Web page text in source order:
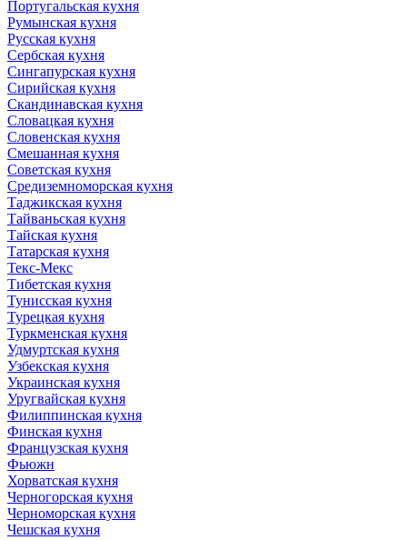
Португальская кухня
Румынская кухня
Русская кухня
Сербская кухня
Сингапурская кухня
Сирийская кухня
Скандинавская кухня
Словацкая кухня
Словенская кухня
Смешанная кухня
Советская кухня
Средиземноморская кухня
Таджикская кухня
Тайваньская кухня
Тайская кухня
Татарская кухня
Текс-Мекс
Тибетская кухня
Тунисская кухня
Турецкая кухня
Туркменская кухня
Удмуртская кухня
Узбекская кухня
Украинская кухня
Уругвайская кухня
Филиппинская кухня
Финская кухня
Французская кухня
Фьюжн
Хорватская кухня
Черногорская кухня
Черноморская кухня
Чешская кухня